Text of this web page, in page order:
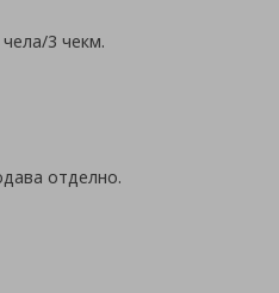
3 чекм.
отделно.